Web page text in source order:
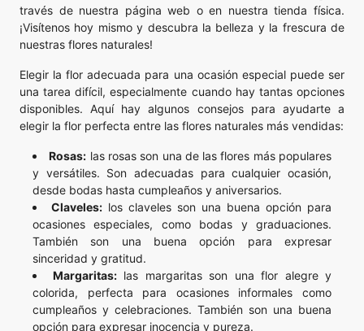
través de nuestra página web o en nuestra tienda física.
¡Visítenos hoy mismo y descubra la belleza y la frescura de
nuestras flores naturales!
Elegir la flor adecuada para una ocasión especial puede ser
una tarea difícil, especialmente cuando hay tantas opciones
disponibles. Aquí hay algunos consejos para ayudarte a
elegir la flor perfecta entre las flores naturales más vendidas:
Rosas: las rosas son una de las flores más populares
y versátiles. Son adecuadas para cualquier ocasión,
desde bodas hasta cumpleaños y aniversarios.
Claveles: los claveles son una buena opción para
ocasiones especiales, como bodas y graduaciones.
También son una buena opción para expresar
sinceridad y gratitud.
Margaritas:las margaritas son una flor alegre y
colorida, perfecta para ocasiones informales como
cumpleaños y celebraciones. También son una buena
opción para expresar inocencia y pureza.